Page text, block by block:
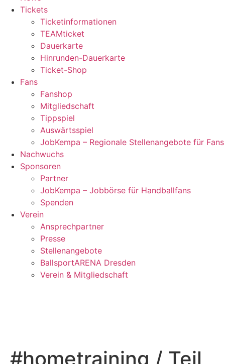
Tickets
Ticketinformationen
TEAMticket
Dauerkarte
Hinrunden-Dauerkarte
Ticket-Shop
Fans
Fanshop
Mitgliedschaft
Tippspiel
Auswärtsspiel
JobKempa – Regionale Stellenangebote für Fans
Nachwuchs
Sponsoren
Partner
JobKempa – Jobbörse für Handballfans
Spenden
Verein
Ansprechpartner
Presse
Stellenangebote
BallsportARENA Dresden
Verein & Mitgliedschaft
#hometraining / Teil